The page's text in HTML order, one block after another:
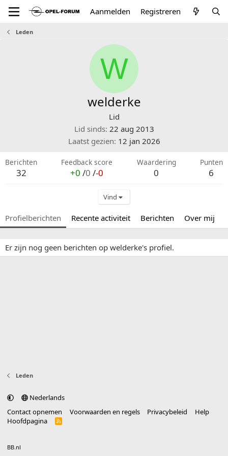
Aanmelden Registreren
Leden
W
welderke
Lid
Lid sinds 22 aug 2013
Laatst gezien 12 jan 2026
Berichten
32
Feedback score
+0 /0 /-0
Waardering
0
Punten
6
Vind
Profielberichten Recente activiteit Berichten Over mij
Er zijn nog geen berichten op welderke's profiel.
Leden
Nederlands
Contact opnemen
Voorwaarden en regels Privacybeleid
Help
Hoofdpagina
R
BB.nl